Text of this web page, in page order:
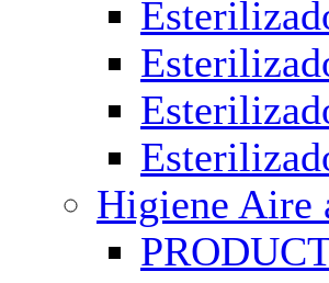
Higiene Aire